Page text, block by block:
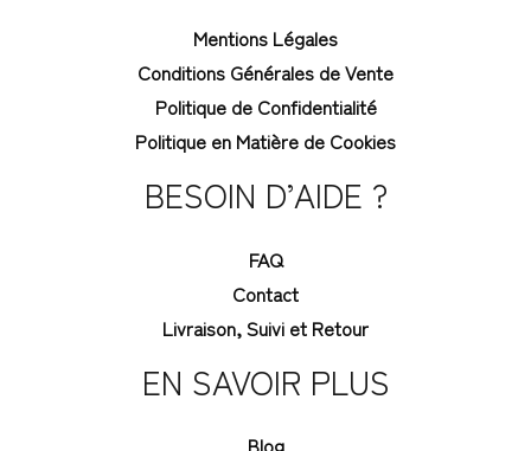
Mentions Légales
Conditions Générales de Vente
Politique de Confidentialité
Politique en Matière de Cookies
BESOIN D’AIDE ?
FAQ
Contact
Livraison, Suivi et Retour
EN SAVOIR PLUS
Blog